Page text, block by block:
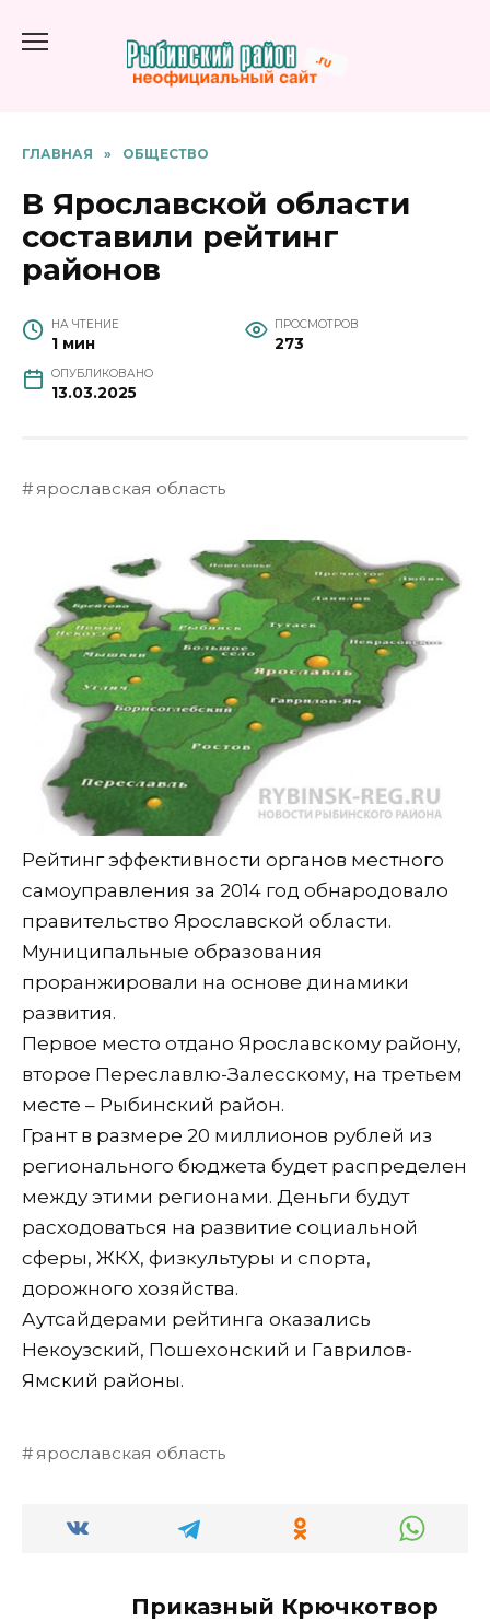
содержанию
ГЛАВНАЯ » ОБЩЕСТВО
В Ярославской области
составили рейтинг
районов
НА ЧТЕНИЕ
1 мин
ПРОСМОТРОВ
273
ОПУБЛИКОВАНО
13.03.2025
ярославская область
Рейтинг эффективности органов местного
самоуправления за 2014 год обнародовало
правительство Ярославской области.
Муниципальные образования
проранжировали на основе динамики
развития.
Первое место отдано Ярославскому району,
второе Переславлю-Залесскому, на третьем
месте – Рыбинский район.
Грант в размере 20 миллионов рублей из
регионального бюджета будет распределен
между этими регионами. Деньги будут
расходоваться на развитие социальной
сферы, ЖКХ, физкультуры и спорта,
дорожного хозяйства.
Аутсайдерами рейтинга оказались
Некоузский, Пошехонский и Гаврилов-
Ямский районы.
ярославская область
Приказный Крючкотвор